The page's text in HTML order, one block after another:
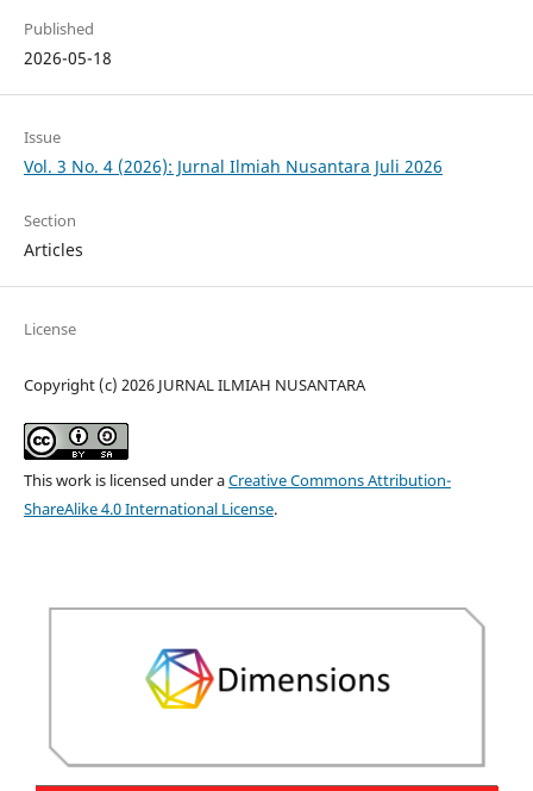
Published
2026-05-18
Issue
Vol. 3 No. 4 (2026): Jurnal Ilmiah Nusantara Juli 2026
Section
Articles
License
Copyright (c) 2026 JURNAL ILMIAH NUSANTARA
This work is licensed under aCreative Commons Attribution-
ShareAlike 4.0 International License.